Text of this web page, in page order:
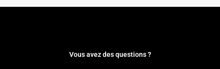
Vous avez des questions ?